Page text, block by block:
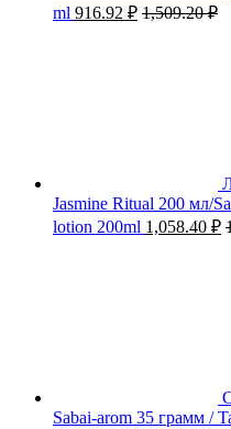
ml 916.92 ₽ 1,509.20₽
Jasmine Ritual 200 мл/
lotion 200ml 1,058.40 ₽
Sabai-arom 35 грамм /